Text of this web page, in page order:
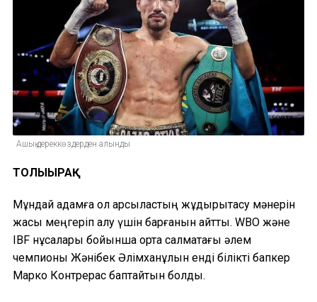
Ашық дереккөздерден алынды
ТОЛЫҒЫРАҚ
Мұндай қадамға ол қарсыластың жұдырықтасу мәнерін
жақсы меңгеріп алу үшін барғанын айтты. WBO және
IBF нұсқалары бойынша орта салмақтағы әлем
чемпионы Жәнібек Әлімханұлын енді білікті бапкер
Марко Контрерас баптайтын болды.